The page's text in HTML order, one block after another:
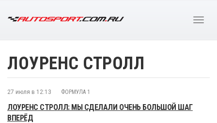
ЛОУРЕНС СТРОЛЛ
27 июля в 12:13 ФОРМУЛА 1
ЛОУРЕНС СТРОЛЛ: МЫ СДЕЛАЛИ ОЧЕНЬ БОЛЬШОЙ ШАГ
ВПЕРЁД